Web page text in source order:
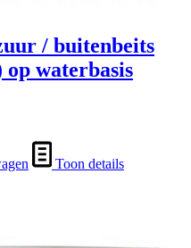
/ buitenbeits
waterbasis
Toon details